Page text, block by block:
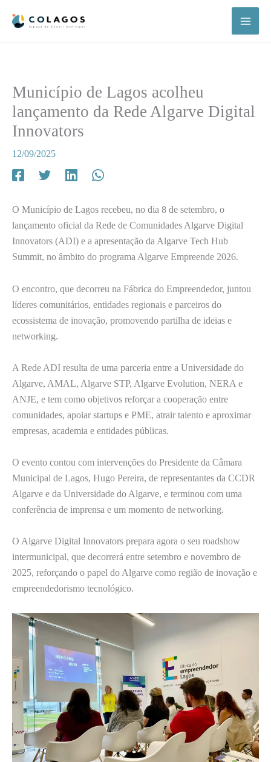
Município de Lagos acolheu
lançamento da Rede Algarve Digital
Innovators
12/09/2025
O Município de Lagos recebeu, no dia 8 de setembro, o
lançamento oficial da Rede de Comunidades Algarve Digital
Innovators (ADI) e a apresentação da Algarve Tech Hub
Summit, no âmbito do programa Algarve Empreende 2026.
O encontro, que decorreu na Fábrica do Empreendedor, juntou
líderes comunitários, entidades regionais e parceiros do
ecossistema de inovação, promovendo partilha de ideias e
networking.
A Rede ADI resulta de uma parceria entre a Universidade do
Algarve, AMAL, Algarve STP, Algarve Evolution, NERA e
ANJE, e tem como objetivos reforçar a cooperação entre
comunidades, apoiar startups e PME, atrair talento e aproximar
empresas, academia e entidades públicas.
O evento contou com intervenções do Presidente da Câmara
Municipal de Lagos, Hugo Pereira, de representantes da CCDR
Algarve e da Universidade do Algarve, e terminou com uma
conferência de imprensa e um momento de networking.
O Algarve Digital Innovators prepara agora o seu roadshow
intermunicipal, que decorrerá entre setembro e novembro de
2025, reforçando o papel do Algarve como região de inovação e
empreendedorismo tecnológico.